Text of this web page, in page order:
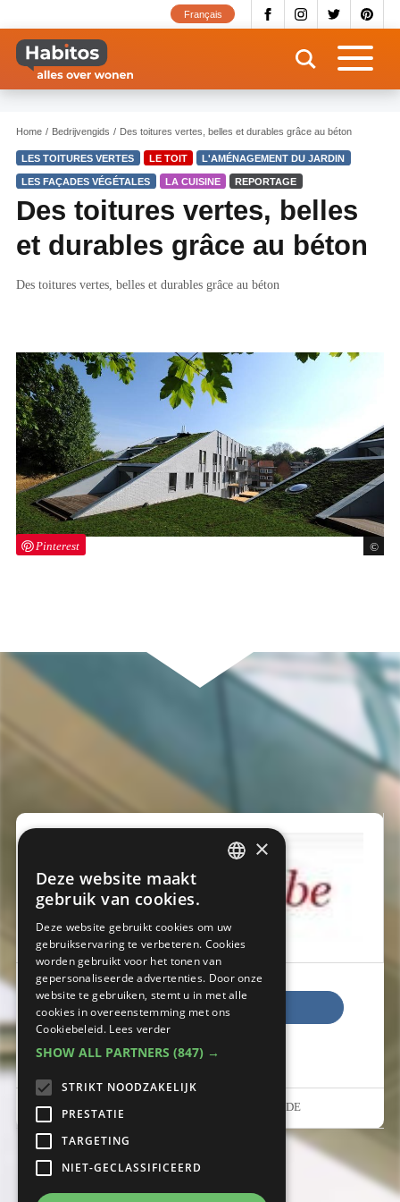
naar
inhoud
gaan
Français
Home Bedrijvengids Des toitures vertes, belles et durables grâce au béton
LES TOITURES VERTES LE TOIT L'AMÉNAGEMENT DU JARDIN
LES FAÇADES VÉGÉTALES LA CUISINE REPORTAGE
Des toitures vertes, belles
et durables grâce au béton
Des toitures vertes, belles et durables grâce au béton
Pinterest
Bezoek website
02 645 52 11
Vorstlaan 68 , 1170 WATERMAAL-BOSVOORDE
×
Deze website maakt
gebruik van cookies.
Deze website gebruikt cookies om uw
gebruikservaring te verbeteren. Cookies
worden gebruikt voor het tonen van
gepersonaliseerde advertenties. Door onze
website te gebruiken, stemt u in met alle
cookies in overeenstemming met ons
Cookiebeleid. Lees verder
SHOW ALL PARTNERS (847) →
STRIKT NOODZAKELIJK
PRESTATIE
TARGETING
NIET-GECLASSIFICEERD